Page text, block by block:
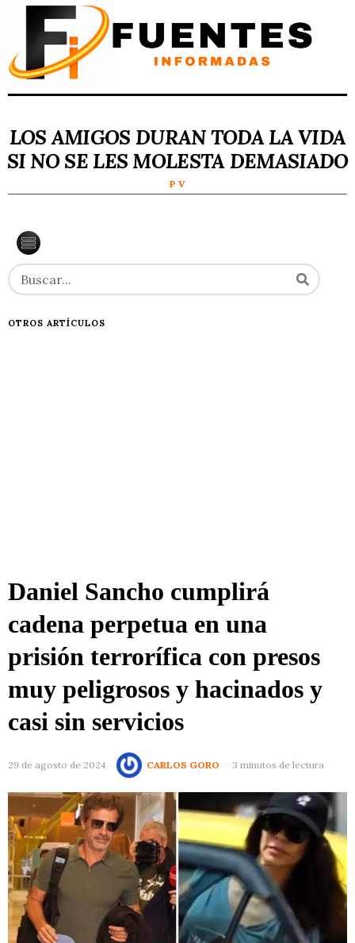
LOS AMIGOS DURAN TODA LA VIDA
SI NO SE LES MOLESTA DEMASIADO
P V
OTROS ARTÍCULOS
Daniel Sancho cumplirá
cadena perpetua en una
prisión terrorífica con presos
muy peligrosos y hacinados y
casi sin servicios
29 de agosto de 2024 CARLOS GORO 3 minutos de lectura